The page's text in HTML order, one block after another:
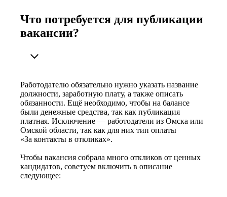
Что потребуется для публикации
вакансии?
Работодателю обязательно нужно указать название
должности, заработную плату, а также описать
обязанности. Ещё необходимо, чтобы на балансе
были денежные средства, так как публикация
платная. Исключение — работодатели из Омска или
Омской области, так как для них тип оплаты
«За контакты в откликах».
Чтобы вакансия собрала много откликов от ценных
кандидатов, советуем включить в описание
следующее: